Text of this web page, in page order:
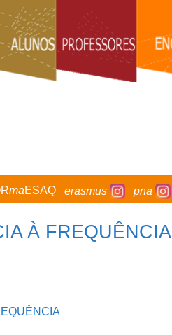
maESAQ erasmus pna
À FREQUÊNCIA